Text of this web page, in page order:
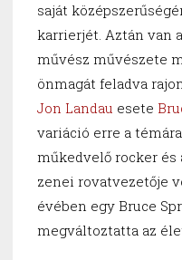
saját
karrierjét. Aztán van
művész művészete
önmagát feladva
Jon Landau esete
variáció erre a
műkedvelő rocker és
zenei rovatvezetője
évében egy Bruce
megváltoztatta az